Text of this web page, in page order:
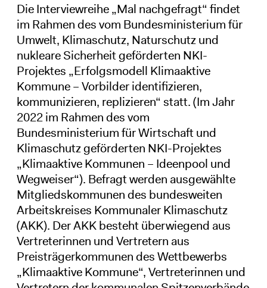
Die Interviewreihe „Mal nachgefragt“ findet
im Rahmen des vom Bundesministerium für
Umwelt, Klimaschutz, Naturschutz und
nukleare Sicherheit geförderten NKI-
Projektes „Erfolgsmodell Klimaaktive
Kommune – Vorbilder identifizieren,
kommunizieren, replizieren“ statt. (Im Jahr
2022 im Rahmen des vom
Bundesministerium für Wirtschaft und
Klimaschutz geförderten NKI-Projektes
„Klimaaktive Kommunen – Ideenpool und
Wegweiser“). Befragt werden ausgewählte
Mitgliedskommunen des bundesweiten
Arbeitskreises Kommunaler Klimaschutz
(AKK). Der AKK besteht überwiegend aus
Vertreterinnen und Vertretern aus
Preisträgerkommunen des Wettbewerbs
„Klimaaktive Kommune“, Vertreterinnen und